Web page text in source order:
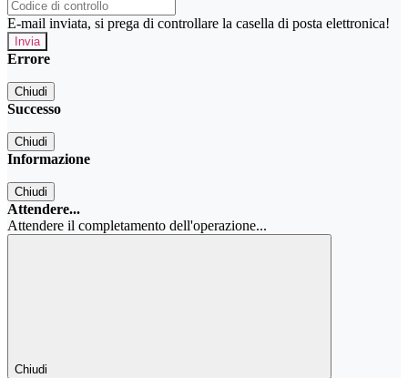
E-mail inviata, si prega di controllare la casella di posta elettronica!
Errore
Chiudi
Successo
Chiudi
Informazione
Chiudi
Attendere...
Attendere il completamento dell'operazione...
Chiudi